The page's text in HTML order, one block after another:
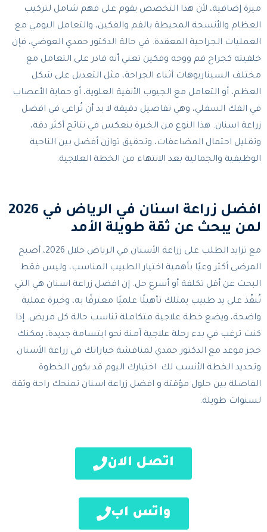
ميزة إضافية، لأن هذا التخصص يقوم على فهم شامل لتركيب
العظام والأنسجة المحيطة بالفم والفكين، والتعامل اليومي مع
العمليات الجراحية المعقدة. في حالة الدكتور حمدي العوضي، فإن
خلفيته كجراح فم ووجه وفكين تعني أنه قادر على التعامل مع
مختلف السيناريوهات أثناء الجراحة، مثل التعديل على شكل
العظم، أو التعامل مع الجيوب الأنفية العلوية، أو حماية الأعصاب
في الفك السفلي، وهي تفاصيل دقيقة لا بد أن تُراعى في افضل
زراعة اسنان. هذا النوع من الخبرة ينعكس في نتائج أكثر دقة،
وتقليل احتمال المضاعفات، وتحقيق توازن أفضل بين الناحية
الوظيفية والجمالية بعد الانتهاء من الخطة العلاجية.
افضل زراعة اسنان في الرياض في 2026
لمن يبحث عن ثقة طويلة الأمد
مع تزايد الطلب على زراعة الأسنان في الرياض خلال 2026، أصبح
المرضى أكثر وعيًا بأهمية اختيار الطبيب المناسب، وليس فقط
البحث عن أقل تكلفة أو أسرع حل. إن افضل زراعة اسنان هي التي
تُنفّذ على يد طبيب يمتلك تأهيلًا علميًا معترفًا به، وخبرة عملية
واضحة، ويضع خطة علاجية متكاملة تناسب حالة كل مريض. إذا
كنت ترغب في بدء رحلة علاجية آمنة نحو ابتسامة جديدة، يمكنك
حجز موعد مع الدكتور حمدي لمناقشة خياراتك في زراعة الأسنان
وتحديد الخطة الأنسب لك. اختيارك اليوم قد يكون الخطوة
الفاصلة بين حلول مؤقتة و افضل زراعة اسنان تمنحك راحة وثقة
لسنوات طويلة.
اتصل الان
واتس اب